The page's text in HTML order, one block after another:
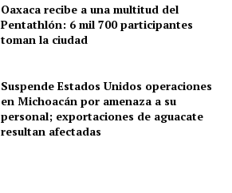
Oaxaca recibe a una multitud del
Pentathlón: 6 mil 700 participantes
toman la ciudad
Suspende Estados Unidos operaciones
en Michoacán por amenaza a su
personal; exportaciones de aguacate
resultan afectadas